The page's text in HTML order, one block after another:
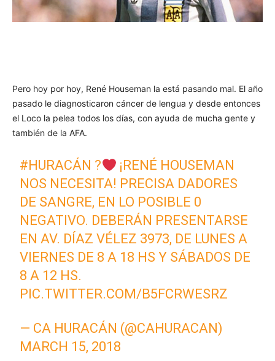
Pero hoy por hoy, René Houseman la está pasando mal. El año
pasado le diagnosticaron cáncer de lengua y desde entonces
el Loco la pelea todos los días, con ayuda de mucha gente y
también de la AFA.
#HURACÁN ?
¡RENÉ HOUSEMAN
NOS NECESITA! PRECISA DADORES
DE SANGRE, EN LO POSIBLE 0
NEGATIVO. DEBERÁN PRESENTARSE
EN AV. DÍAZ VÉLEZ 3973, DE LUNES A
VIERNES DE 8 A 18 HS Y SÁBADOS DE
8 A 12 HS.
PIC.TWITTER.COM/B5FCRWESRZ
— CA HURACÁN (@CAHURACAN)
MARCH 15, 2018